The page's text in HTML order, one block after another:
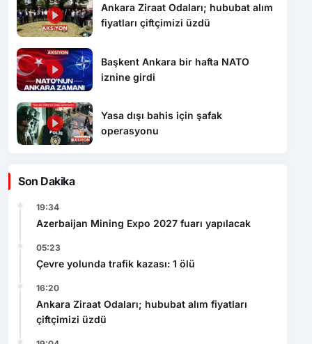
Ankara Ziraat Odaları; hububat alım
fiyatları çiftçimizi üzdü
Başkent Ankara bir hafta NATO
iznine girdi
Yasa dışı bahis için şafak
operasyonu
Son Dakika
19:34
Azerbaijan Mining Expo 2027 fuarı yapılacak
05:23
Çevre yolunda trafik kazası: 1 ölü
16:20
Ankara Ziraat Odaları; hububat alım fiyatları
çiftçimizi üzdü